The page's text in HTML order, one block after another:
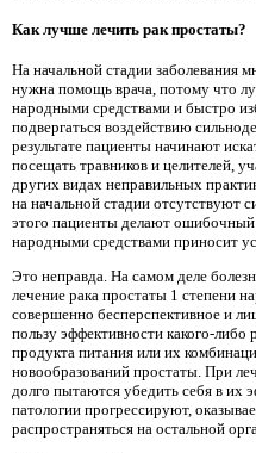
Как лучше лечить рак простаты?
На начальной стадии заболевания
нужна помощь врача, потому что
народными средствами и быстро
подвергаться воздействию
результате пациенты начинают
посещать травников и целителей,
других видах неправильных
на начальной стадии отсутствуют
этого пациенты делают
народными средствами приносит
Это неправда. На самом деле
лечение рака простаты 1 степени
совершенно бесперспективное и
пользу эффективности какого-либо
продукта питания или их
новообразований простаты. При
долго пытаются убедить себя в их
патологии прогрессируют,
распространяться на остальной